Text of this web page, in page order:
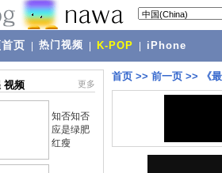
页 热门视频 K-POP iPhone
视频 更多
知否知否
应是绿肥
红瘦
首页 >> 前一页 >> 《